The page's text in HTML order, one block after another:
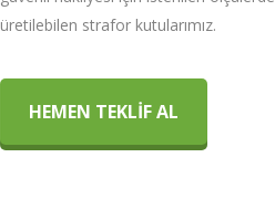
üretilebilen strafor kutularımız.
HEMEN TEKLİF AL